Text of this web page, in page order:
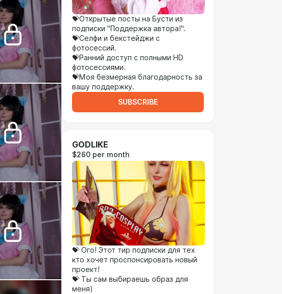
💝Открытые посты на Бусти из
подписки "Поддержка автора!".
💝Селфи и бекстейджи с
фотосессий.
💝Ранний доступ с полными HD
фотосессиями.
💝Моя безмерная благодарность за
вашу поддержку.
SUBSCRIBE
GODLIKE
$260 per month
💝 Ого! Этот тир подписки для тех
кто хочет проспонсировать новый
проект!
💝 Ты сам выбираешь образ для
меня)